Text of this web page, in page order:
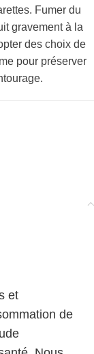
Fumer du
gravement à la
des choix de
pour préserver
et
de